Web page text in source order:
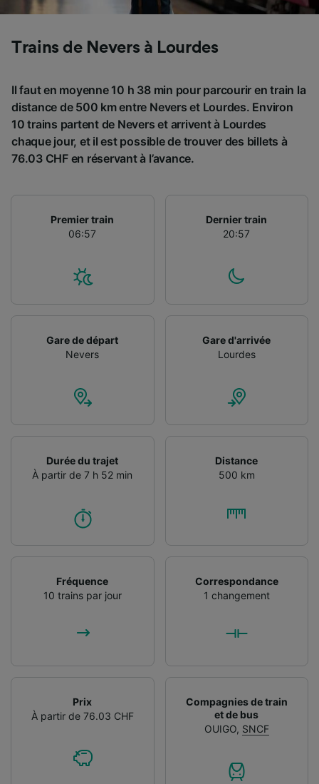
Trains de Nevers à Lourdes
Il faut en moyenne 10 h 38 min pour parcourir en train la
distance de 500 km entre Nevers et Lourdes. Environ
10 trains partent de Nevers et arrivent à Lourdes
chaque jour, et il est possible de trouver des billets à
76.03 CHF en réservant à l’avance.
Premier train
06:57
Dernier train
20:57
Gare de départ
Nevers
Gare d'arrivée
Lourdes
Durée du trajet
À partir de 7 h 52 min
Distance
500 km
Fréquence
10 trains par jour
Correspondance
1 changement
Prix
À partir de 76.03 CHF
Compagnies de train
et de bus
OUIGO, SNCF
Utiliser des données de géolocalisation
caractéristiques de l’appareil pour
l’identification. Stocker et/ou accéder à des
contenu personnalisés, mesure de
performance des publicités et du contenu,
études d’audience et développement de
services.
Liste de nos partenaires (fournisseurs)